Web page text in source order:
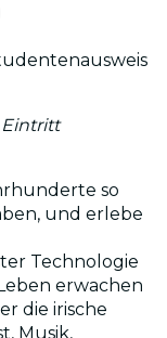
Eintritt
so
und erlebe
Technologie
erwachen
die irische
Musik,